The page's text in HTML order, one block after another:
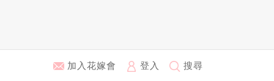
加入花嫁會 登入 搜尋